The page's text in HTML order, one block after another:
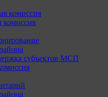
комиссия
комиссия
субъектов МСП